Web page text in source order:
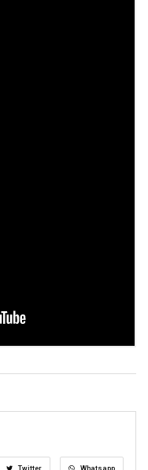
Twitter Whatsapp